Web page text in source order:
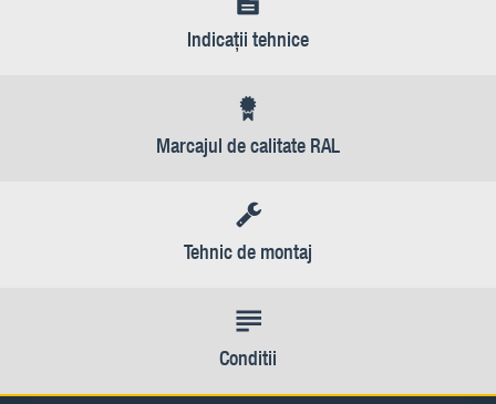
Indicaţii tehnice
Marcajul de calitate RAL
Tehnic de montaj
Conditii